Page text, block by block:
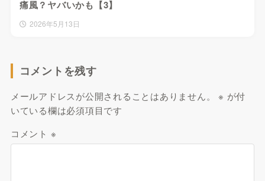
痛風？ヤバいかも【3】
2026年5月13日
コメントを残す
メールアドレスが公開されることはありません。 ※ が付
いている欄は必須項目です
コメント ※